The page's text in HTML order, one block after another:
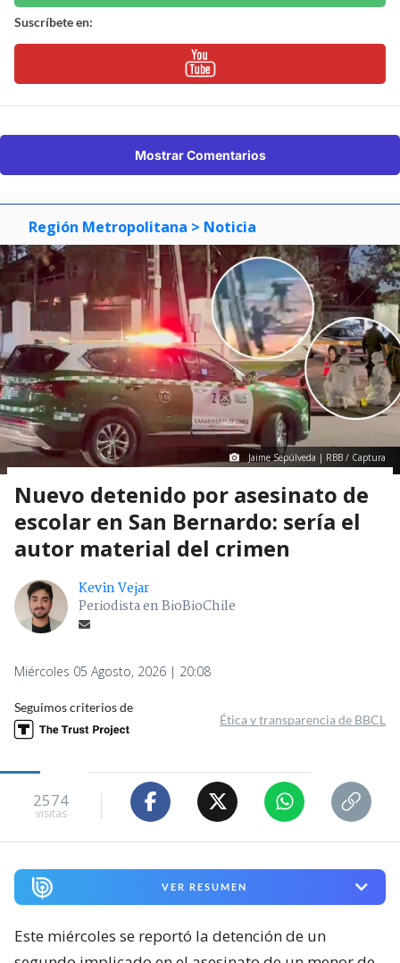
Suscríbete en:
Mostrar Comentarios
Región Metropolitana > Noticia
Jaime Sepúlveda | RBB / Captura
Nuevo detenido por asesinato de
escolar en San Bernardo: sería el
autor material del crimen
Kevin Vejar
Periodista en BioBioChile
Miércoles 05 Agosto, 2026 | 20:08
Seguimos criterios de
Ética y transparencia de BBCL
2574
visitas
VER RESUMEN
Este miércoles se reportó la detención de un